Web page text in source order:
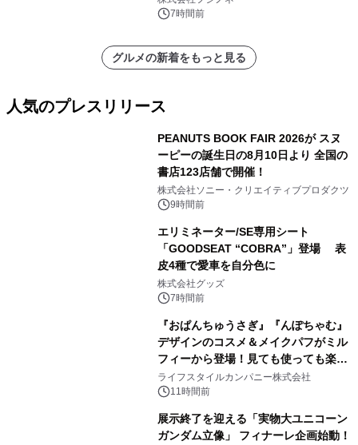
7時間前
グルメの新着をもっと見る
人気のプレスリリース
PEANUTS BOOK FAIR 2026が スヌ
ーピーの誕生日の8月10日より 全国の
書店123店舗で開催！
株式会社ソニー・クリエイティブプロダクツ
9時間前
エリミネーター/SE専用シート
「GOODSEAT “COBRA”」登場 表
皮4種で愛車を自分色に
株式会社グッズ
7時間前
『おぱんちゅうさぎ』『んぽちゃむ』
デザインのコスメ＆メイクパフがミル
フィーから登場！見ても使っても楽し
い、ポップでキュートなコレクショ
ン。
ライフスタイルカンパニー株式会社
11時間前
展示終了を迎える「実物大ユニコーン
ガンダム立像」 フィナーレ企画始動！